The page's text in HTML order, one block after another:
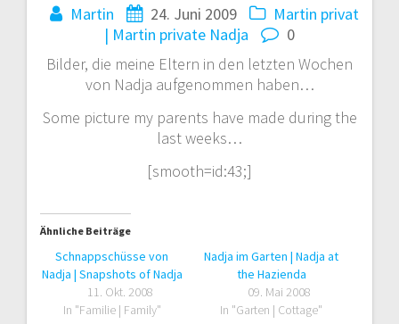
Martin 24. Juni 2009
Martin privat
| Martin private Nadja
0
Bilder, die meine Eltern in den letzten Wochen
von Nadja aufgenommen haben…
Some picture my parents have made during the
last weeks…
[smooth=id:43;]
Ähnliche Beiträge
Schnappschüsse von
Nadja | Snapshots of Nadja
11. Okt. 2008
In "Familie | Family"
Nadja im Garten | Nadja at
the Hazienda
09. Mai 2008
In "Garten | Cottage"